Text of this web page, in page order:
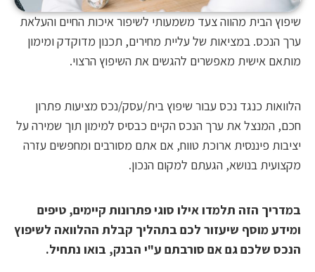
הבית מהווה צעד משמעותי לשיפור איכות החיים והעלאת
במציאות של עליית מחירים, תכנון מדוקדק ומימון
אישית מאפשרים להגשים את השיפוץ הרצוי.
כנגד נכס עבור שיפוץ בית/עסק/נכס מציעות פתרון
המנצל את ערך הנכס הקיים כבסיס למימון תוך שמירה על
פיננסית ארוכת טווח, אם אתם מסורבים ומחפשים עזרה
בנושא, הגעתם למקום הנכון.
הזה תלמדו אילו סוגי פתרונות קיימים, טיפים
מוסף שיעזור לכם בתהליך קבלת ההלוואה לשיפוץ
שלכם גם אם סורבתם ע"י הבנק, בואו נתחיל.